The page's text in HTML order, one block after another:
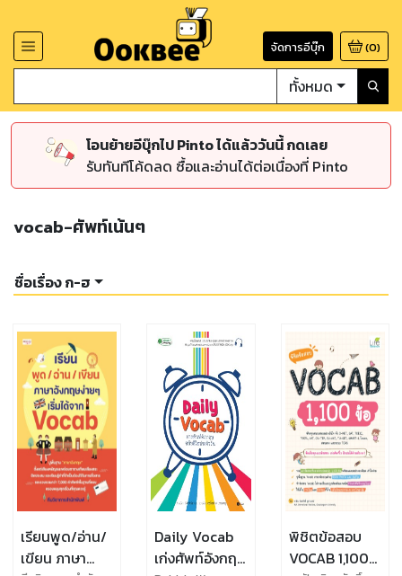
จัดการอีบุ๊ก (0)
ทั้งหมด
โอนย้ายอีบุ๊กไป Pinto ได้แล้ววันนี้ กดเลย
รับทันทีโค้ดลด ซื้อและอ่านได้ต่อเนื่องที่ Pinto
vocab-ศัพท์เน้นๆ
ชื่อเรื่อง ก-ฮ
เรียนพูด/อ่าน/
เขียน ภาษา
Daily Vocab
เก่งศัพท์อังกฤษ
พิชิตข้อสอบ
VOCAB 1,100